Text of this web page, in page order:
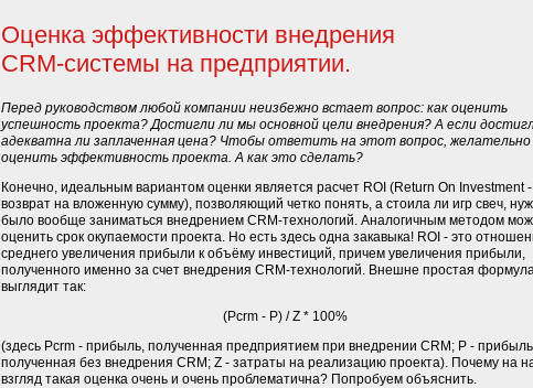
Оценка эффективности внедрения
CRM-системы на предприятии.
Перед руководством любой компании неизбежно встает вопрос: как оценить
успешность проекта? Достигли ли мы основной цели внедрения? А если
адекватна ли заплаченная цена? Чтобы ответить на этот вопрос, желательно
оценить эффективность проекта. А как это сделать?
Конечно, идеальным вариантом оценки является расчет ROI (Return On Investment -
возврат на вложенную сумму), позволяющий четко понять, а стоила ли игр свеч,
было вообще заниматься внедрением CRM-технологий. Аналогичным методом
оценить срок окупаемости проекта. Но есть здесь одна закавыка! ROI - это
среднего увеличения прибыли к объёму инвестиций, причем увеличения прибыли,
полученного именно за счет внедрения CRM-технологий. Внешне простая
выглядит так:
(Pcrm - P) / Z * 100%
(здесь Pcrm - прибыль, полученная предприятием при внедрении CRM; P -
полученная без внедрения CRM; Z - затраты на реализацию проекта). Почему на
взгляд такая оценка очень и очень проблематична? Попробуем объяснить.